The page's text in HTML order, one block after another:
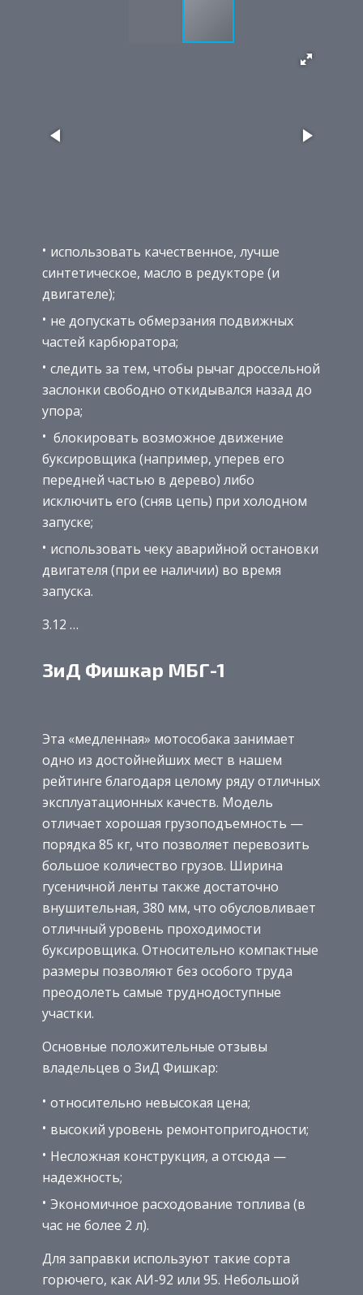
использовать качественное, лучше
синтетическое, масло в редукторе (и
двигателе);
не допускать обмерзания подвижных
частей карбюратора;
следить за тем, чтобы рычаг дроссельной
заслонки свободно откидывался назад до
упора;
блокировать возможное движение
буксировщика (например, уперев его
передней частью в дерево) либо
исключить его (сняв цепь) при холодном
запуске;
использовать чеку аварийной остановки
двигателя (при ее наличии) во время
запуска.
3.12 …
ЗиД Фишкар МБГ-1
Эта «медленная» мотособака занимает
одно из достойнейших мест в нашем
рейтинге благодаря целому ряду отличных
эксплуатационных качеств. Модель
отличает хорошая грузоподъемность —
порядка 85 кг, что позволяет перевозить
большое количество грузов. Ширина
гусеничной ленты также достаточно
внушительная, 380 мм, что обусловливает
отличный уровень проходимости
буксировщика. Относительно компактные
размеры позволяют без особого труда
преодолеть самые труднодоступные
участки.
Основные положительные отзывы
владельцев о ЗиД Фишкар:
относительно невысокая цена;
высокий уровень ремонтопригодности;
Несложная конструкция, а отсюда —
надежность;
Экономичное расходование топлива (в
час не более 2 л).
Для заправки используют такие сорта
горючего, как АИ-92 или 95. Небольшой